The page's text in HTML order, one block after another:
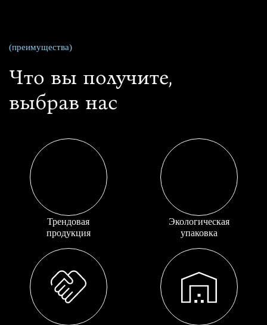
(преимущества)
Что вы получите,
выбрав нас
Трендовая
продукция
Экологическая
упаковка